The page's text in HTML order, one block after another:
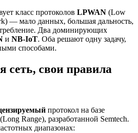
класс протоколов LPWAN (Low
— мало данных, большая дальность,
Два доминирующих
и NB-IoT. Оба решают одну задачу,
способами.
сеть, свои правила
протокол на базе
(Long Range), разработанной Semtech.
диапазонах: